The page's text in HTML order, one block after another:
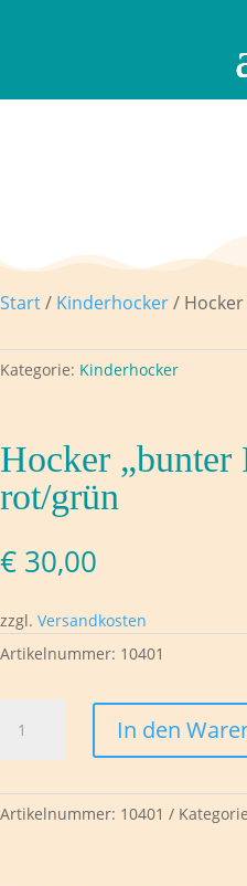
Start/ Kinderhocker/
Kategorie: Kinderhocker
Hocker „bunter
rot/grün
€ 30,00
zzgl. Versandkosten
Artikelnummer: 10401
"bunter
Fliegenpilz"
Menge
In den
Artikelnummer: 10401